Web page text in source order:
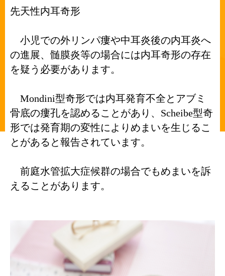
先天性内耳奇形
小児での外リンパ瘻や中耳炎後の内耳炎へ
の進展、髄膜炎等の場合には内耳奇形の存在
を疑う必要があります。
Mondini型奇形では内耳発育不全とアブミ
骨底の瘻孔を認めることがあり、Scheibe型奇
形では発育期の変性によりめまいを生じるこ
とがあると報告されています。
前庭水管拡大症候群の場合でもめまいを訴
えることがあります。